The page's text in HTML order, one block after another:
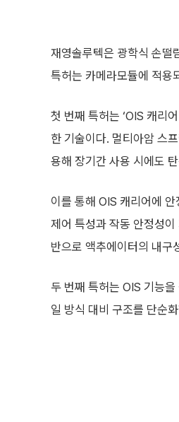
재영솔루텍은 광학식 손떨
특허는 카메라모듈에 적용
첫 번째 특허는 ‘OIS 캐리
한 기술이다. 멀티아암 스
용해 장기간 사용 시에도
이를 통해 OIS 캐리어에
제어 특성과 작동 안정성
반으로 액추에이터의 내구
두 번째 특허는 OIS 기능
일 방식 대비 구조를 단순